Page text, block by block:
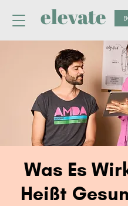
elevate
Was Es
Heißt